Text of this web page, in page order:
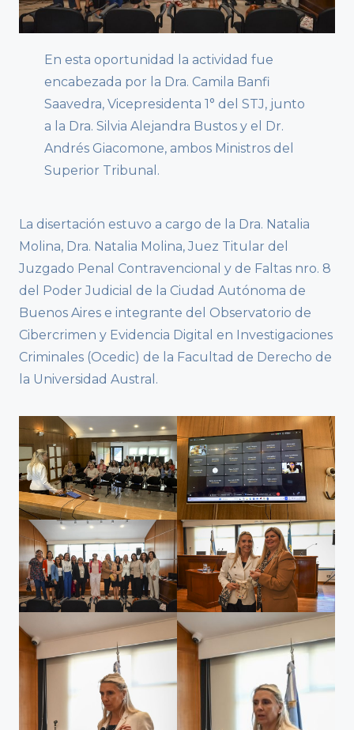
En esta oportunidad la actividad fue
encabezada por la Dra. Camila Banfi
Saavedra, Vicepresidenta 1° del STJ, junto
a la Dra. Silvia Alejandra Bustos y el Dr.
Andrés Giacomone, ambos Ministros del
Superior Tribunal.
La disertación estuvo a cargo de la Dra. Natalia
Molina, Dra. Natalia Molina, Juez Titular del
Juzgado Penal Contravencional y de Faltas nro. 8
del Poder Judicial de la Ciudad Autónoma de
Buenos Aires e integrante del Observatorio de
Cibercrimen y Evidencia Digital en Investigaciones
Criminales (Ocedic) de la Facultad de Derecho de
la Universidad Austral.